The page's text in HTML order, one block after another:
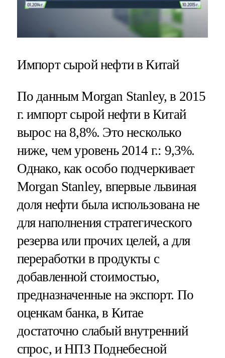
Импорт сырой нефти в Китай
По данным Morgan Stanley, в 2015
г. импорт сырой нефти в Китай
вырос на 8,8%. Это несколько
ниже, чем уровень 2014 г.: 9,3%.
Однако, как особо подчеркивает
Morgan Stanley, впервые львиная
доля нефти была использована не
для наполнения стратегического
резерва или прочих целей, а для
переработки в продукты с
добавленной стоимостью,
предназначенные на экспорт. По
оценкам банка, в Китае
достаточно слабый внутренний
спрос, и НПЗ Поднебесной